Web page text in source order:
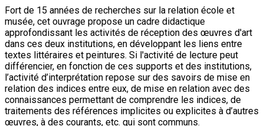
Fort de 15 années de recherches sur la relation école et
musée, cet ouvrage propose un cadre didactique
approfondissant les activités de réception des œuvres d'art
dans ces deux institutions, en développant les liens entre
textes littéraires et peintures. Si l'activité de lecture peut
différencier, en fonction de ces supports et des institutions,
l’activité d’interprétation repose sur des savoirs de mise en
relation des indices entre eux, de mise en relation avec des
connaissances permettant de comprendre les indices, de
traitements des références implicites ou explicites à d’autres
œuvres, à des courants, etc. qui sont communs.